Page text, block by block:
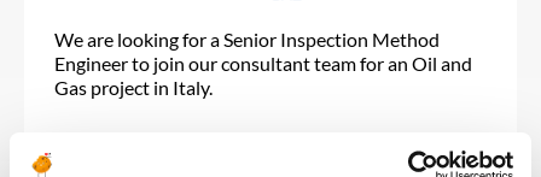
We are looking for a Senior Inspection Method
Engineer to join our consultant team for an Oil and
Gas project in Italy.
POSTULEZ MAINTENANT